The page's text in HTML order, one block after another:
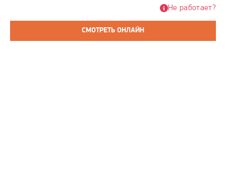
СМОТРЕТЬ ОНЛАЙН
Не работает?